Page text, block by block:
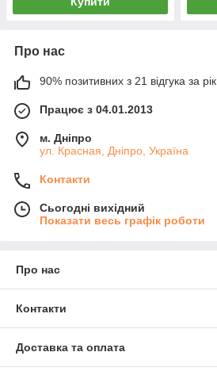
Про нас
90% позитивних з 21 відгука за рік
Працює з 04.01.2013
м. Дніпро
ул. Красная, Дніпро, Україна
Контакти
Сьогодні вихідний
Показати весь графік роботи
Про нас
Контакти
Доставка та оплата